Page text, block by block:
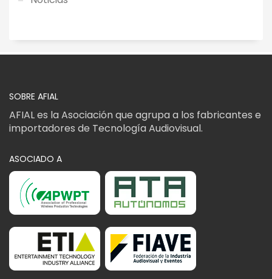
SOBRE AFIAL
AFIAL es la Asociación que agrupa a los fabricantes e
importadores de Tecnología Audiovisual.
ASOCIADO A